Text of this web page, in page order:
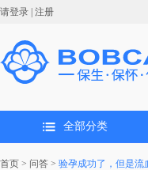
请登录 | 注册
全部分类
首页 > 问答 > 验孕成功了，但是流